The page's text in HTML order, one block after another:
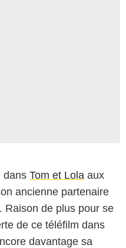
dans Tom et Lola aux
ancienne partenaire
Raison de plus pour se
de ce téléfilm dans
davantage sa